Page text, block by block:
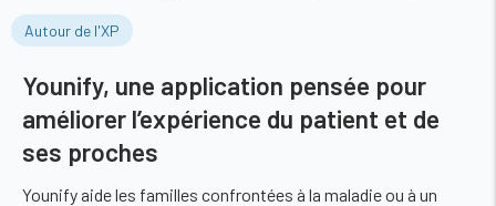
Autour de l'XP
Younify, une application pensée pour
améliorer l’expérience du patient et de
ses proches
Younify aide les familles confrontées à la maladie ou à un